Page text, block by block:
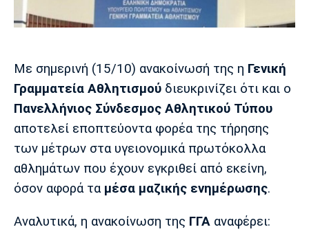
Cine Spot
Running
Παρασκήνιο
Μπαρτσελόνα
Ρεάλ
Μαδρίτης
Ατλέτικο
Μαδρίτης
Με σημερινή (15/10) ανακοίνωσή της η Γενική
Γραμματεία Αθλητισμού διευκρινίζει ότι και ο
Πανελλήνιος Σύνδεσμος Αθλητικού Τύπου
αποτελεί εποπτεύοντα φορέα της τήρησης
των μέτρων στα υγειονομικά πρωτόκολλα
αθλημάτων που έχουν εγκριθεί από εκείνη,
όσον αφορά τα μέσα μαζικής ενημέρωσης.
Αναλυτικά, η ανακοίνωση της ΓΓΑ αναφέρει: